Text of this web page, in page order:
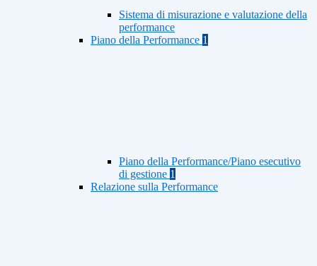
Sistema di misurazione e valutazione della
performance
Piano della Performance 1
Piano della Performance/Piano esecutivo
di gestione 1
Relazione sulla Performance